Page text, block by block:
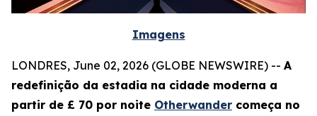
Imagens
LONDRES, June 02, 2026 (GLOBE NEWSWIRE) -- A
redefinição da estadia na cidade moderna a
partir de £ 70 por noite Otherwander começa no